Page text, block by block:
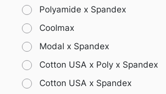
Polyamide x Spandex
Coolmax
Modal x Spandex
Cotton USA x Poly x Spandex
Cotton USA x Spandex